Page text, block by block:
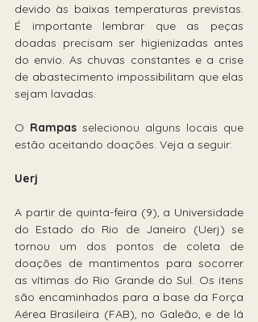
É importante lembrar que as peças
doadas precisam ser higienizadas antes
do envio. As chuvas constantes e a crise
de abastecimento impossibilitam que elas
sejam lavadas.
O Rampas selecionou alguns locais que
estão aceitando doações. Veja a seguir:
Uerj
A partir de quinta-feira (9), a Universidade
do Estado do Rio de Janeiro (Uerj) se
tornou um dos pontos de coleta de
doações de mantimentos para socorrer
as vítimas do Rio Grande do Sul. Os itens
são encaminhados para a base da Força
Aérea Brasileira (FAB), no Galeão, e de lá